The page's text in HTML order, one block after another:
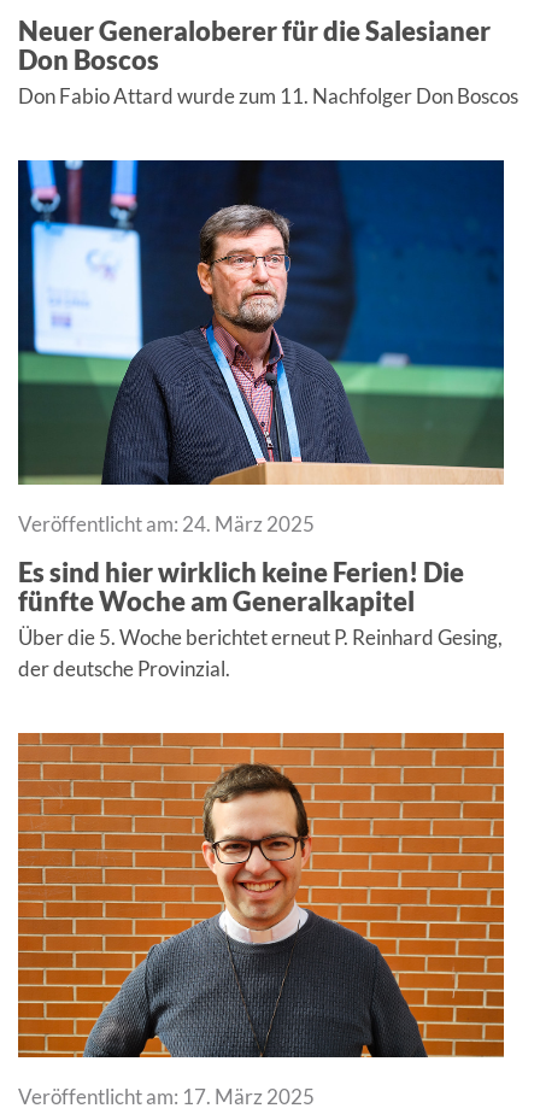
Neuer Generaloberer für die Salesianer
Don Boscos
Don Fabio Attard wurde zum 11. Nachfolger Don Boscos
Veröffentlicht am: 24. März 2025
Es sind hier wirklich keine Ferien! Die
fünfte Woche am Generalkapitel
Über die 5. Woche berichtet erneut P. Reinhard Gesing,
der deutsche Provinzial.
Veröffentlicht am: 17. März 2025